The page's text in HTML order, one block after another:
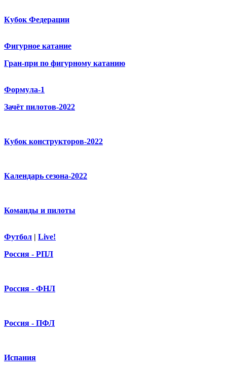
Кубок Федерации
Фигурное катание
Гран-при по фигурному катанию
Формула-1
Зачёт пилотов-2022
Кубок конструкторов-2022
Календарь сезона-2022
Команды и пилоты
Футбол | Live!
Россия - РПЛ
Россия - ФНЛ
Россия - ПФЛ
Испания